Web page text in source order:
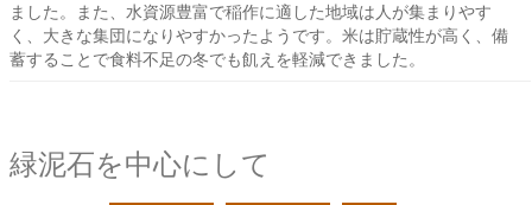
ました。また、水資源豊富で稲作に適した地域は人が集まりやす
く、大きな集団になりやすかったようです。米は貯蔵性が高く、備
蓄することで食料不足の冬でも飢えを軽減できました。
緑泥石を中心にして